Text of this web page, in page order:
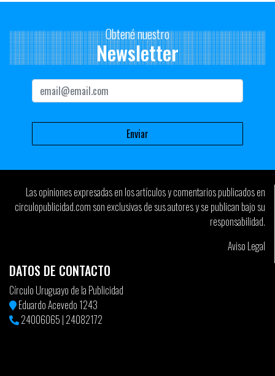
Obtené nuestro
Newsletter
Las opiniones expresadas en los artículos y comentarios publicados en
circulopublicidad.com son exclusivas de sus autores y se publican bajo su
responsabilidad.
Aviso Legal
DATOS DE CONTACTO
Círculo Uruguayo de la Publicidad
Eduardo Acevedo 1243
24006065 | 24082172